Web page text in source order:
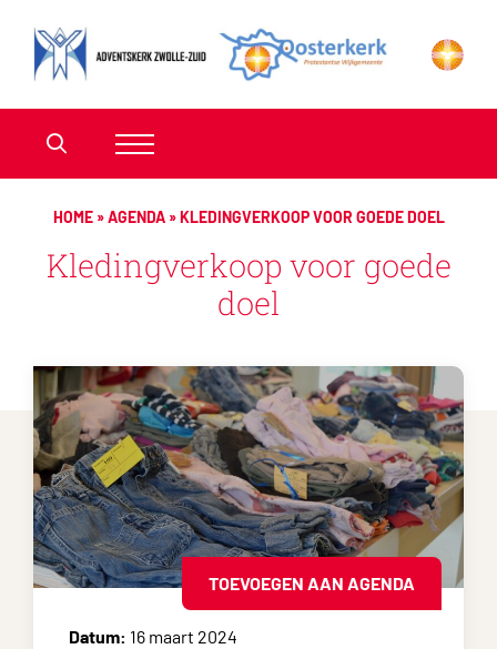
HOME»AGENDA»KLEDINGVERKOOP VOOR GOEDE DOEL
Kledingverkoop voor goede
doel
TOEVOEGEN AAN AGENDA
Datum: 16 maart 2024